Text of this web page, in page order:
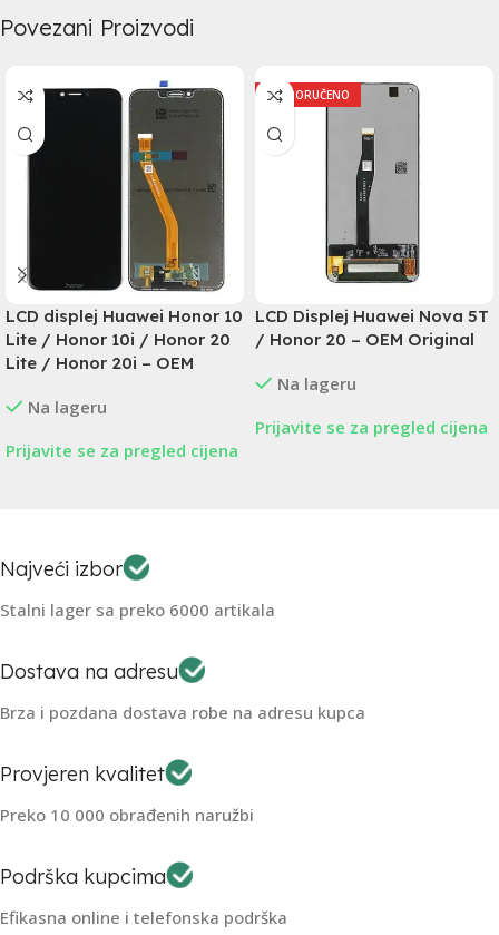
Povezani Proizvodi
LCD displej Huawei Honor 10
Lite / Honor 10i / Honor 20
Lite / Honor 20i – OEM
Na lageru
Prijavite se za pregled cijena
PREPORUČENO
LCD Displej Huawei Nova 5T
/ Honor 20 – OEM Original
Na lageru
Prijavite se za pregled cijena
Najveći izbor
Stalni lager sa preko 6000 artikala
Dostava na adresu
Brza i pozdana dostava robe na adresu kupca
Provjeren kvalitet
Preko 10 000 obrađenih naružbi
Podrška kupcima
Efikasna online i telefonska podrška